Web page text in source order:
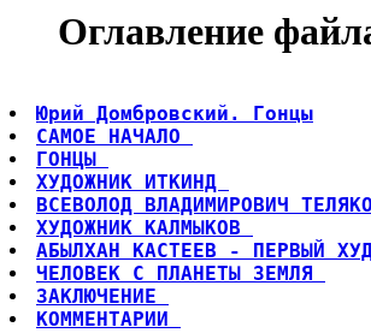
Оглавление
Юрий Домбровский. Гонцы
САМОЕ НАЧАЛО
ГОНЦЫ
ХУДОЖНИК ИТКИНД
ВСЕВОЛОД ВЛАДИМИРОВИЧ
ХУДОЖНИК КАЛМЫКОВ
АБЫЛХАН КАСТЕЕВ - ПЕРВЫЙ
ЧЕЛОВЕК С ПЛАНЕТЫ ЗЕМЛЯ
ЗАКЛЮЧЕНИЕ
КОММЕНТАРИИ